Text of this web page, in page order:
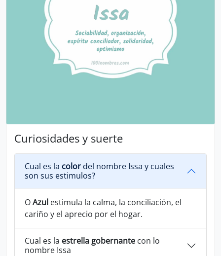
Curiosidades y suerte
Cual es la color del nombre Issa y cuales
son sus estimulos?
OAzul estimula la calma, la conciliación, el
cariño y el aprecio por el hogar.
Cual es la estrella gobernante con lo
nombre Issa